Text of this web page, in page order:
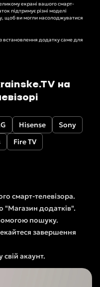
екрані вашого смарт-
підтримує різні моделі
щоб ви могли насолоджуватися
встановлення додатку саме для
на
Hisense
Sony
Fire TV
смарт-телевізора.
"Магазин додатків".
пошуку.
завершення
свій акаунт.